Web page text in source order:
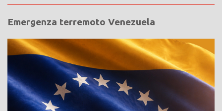
Emergenza terremoto Venezuela